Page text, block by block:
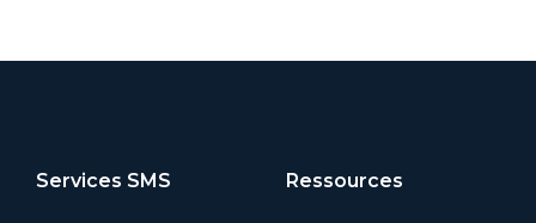
Services SMS Ressources